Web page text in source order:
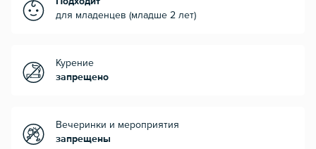
для младенцев (младше 2 лет)
Курение
запрещено
Вечеринки и мероприятия
запрещены